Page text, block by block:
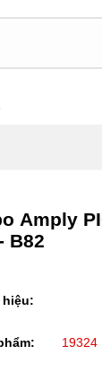
Amply
B82
19324